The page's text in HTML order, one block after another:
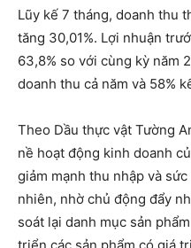
Lũy kế 7 tháng, doanh thu
tăng 30,01%. Lợi nhuận
63,8% so với cùng kỳ năm
doanh thu cả năm và 58%
Theo Dầu thực vật Tường
nề hoạt động kinh doanh
giảm mạnh thu nhập và
nhiên, nhờ chủ động đẩy
soát lại danh mục sản